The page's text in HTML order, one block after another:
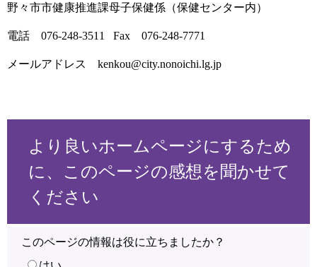
野々市市健康推進課母子保健係（保健センター内）
電話 076-248-3511 Fax 076-248-7771
メールアドレス kenkou@city.nonoichi.lg.jp
より良いホームページにするため
に、このページの感想を聞かせて
ください
このページの情報は役に立ちましたか？